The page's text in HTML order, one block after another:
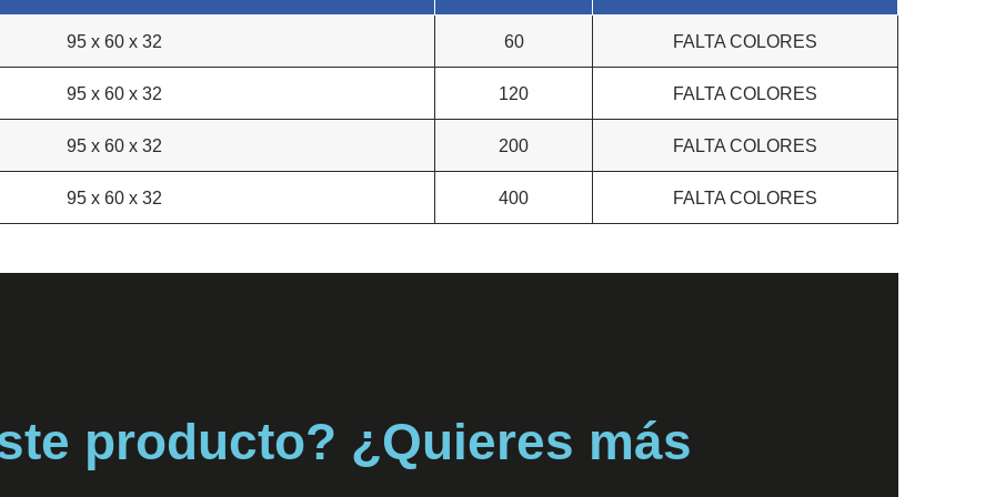
95 x 60 x 32 60 FALTA COLORES
95 x 60 x 32 120 FALTA COLORES
95 x 60 x 32 200 FALTA COLORES
95 x 60 x 32 400 FALTA COLORES
producto? ¿Quieres más